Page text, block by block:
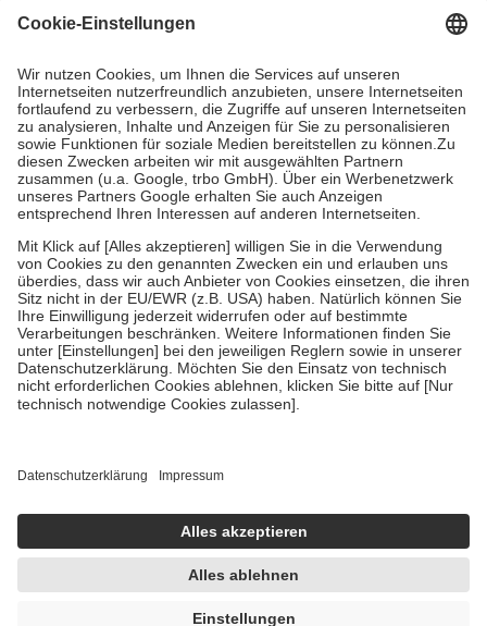
Grundsätzlich leisten Mitglieder Zuzahlungen in Höhe von zehn
höchstens zehn Euro.
Es sind jedoch nie mehr als die tatsächlichen
Kosten der Leistung zu entrichten.
Diese Regeln gelten grundsätzlich auch für Online-Apotheken.
Bei Heilmitteln und häuslicher Krankenpflege beträgt die
Zuzahlung zehn Prozent der Kosten sowie zehn Euro je
Verordnung.
Um das Engagement der Versicherten für ihre eigene Gesundheit zu
stärken und die besondere Stellung der Familie zu unterstützen,
fallenkeine Zuzahlungenan bei:
• Kindern und Jugendlichen bis zum vollendeten 18. Lebensjahr
mit Ausnahme der Fahrkosten
• Untersuchungen zur Vorsorge und Früherkennung, die von der
GKV getragen werden
• empfohlenen Schutzimpfungen
• Harn- und Blutteststreifen
getroffen, um sicherzustellen, dass es sich um echte Bewertungen
https://help.etrusted.com/hc/de/articles/4419944605341
Einige Bilder und Inhalte wurden unter Zuhilfenahme künstlicher